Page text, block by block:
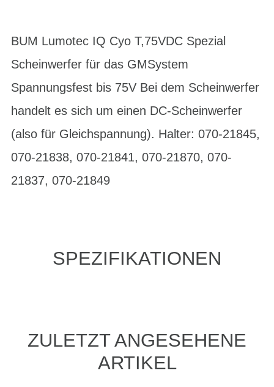
BUM Lumotec IQ Cyo T,75VDC Spezial
Scheinwerfer für das GMSystem
Spannungsfest bis 75V Bei dem Scheinwerfer
handelt es sich um einen DC-Scheinwerfer
(also für Gleichspannung). Halter: 070-21845,
070-21838, 070-21841, 070-21870, 070-
21837, 070-21849
SPEZIFIKATIONEN
ZULETZT ANGESEHENE
ARTIKEL